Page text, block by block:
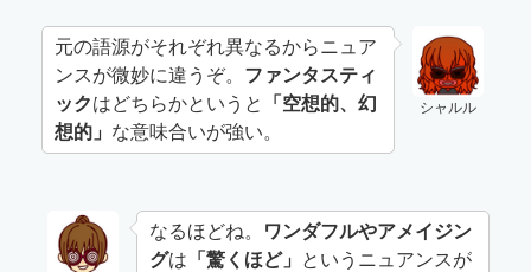
シャルル
元の語源がそれぞれ異なるからニュア
ンスが微妙に違うぞ。 ファンタスティ
ックはどちらかというと
「空想的、幻
想的」 な意味合いが強い。
なるほどね。
ワンダフルやアメイジン
グは 「驚くほど」
というニュアンスが